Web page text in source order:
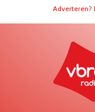
Adverteren?